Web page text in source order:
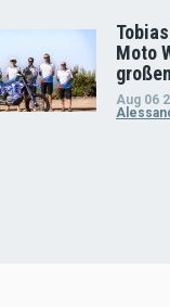
Moto
Aug 06